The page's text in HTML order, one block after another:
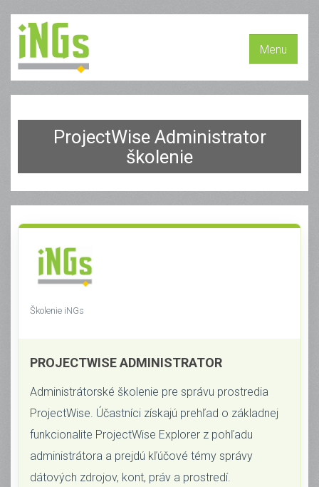
Menu
ProjectWise Administrator
školenie
Školenie iNGs
PROJECTWISE ADMINISTRATOR
Administrátorské školenie pre správu prostredia
ProjectWise. Účastníci získajú prehľad o základnej
funkcionalite ProjectWise Explorer z pohľadu
administrátora a prejdú kľúčové témy správy
dátových zdrojov, kont, práv a prostredí.